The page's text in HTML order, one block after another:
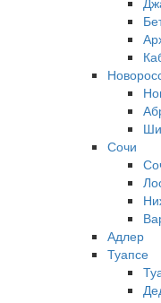
Сочи
Адлер
Туапсе